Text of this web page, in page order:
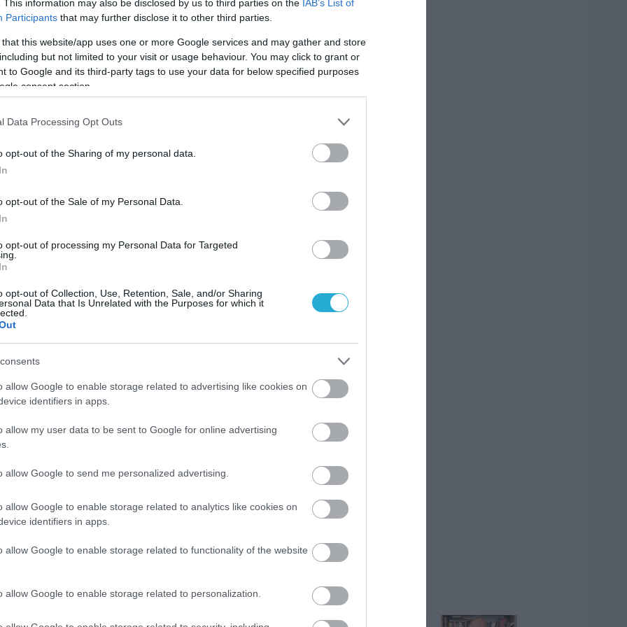
This information may also be disclosed by us to third parties on the IAB’s List of
Participants that may further disclose it to other third parties.
that this website/app uses one or more Google services and may gather and store
but not limited to your visit or usage behaviour. You may click to grant or
to Google and its third-party tags to use your data for below specified purposes
consent section.
Data Processing Opt Outs
opt-out of the Sharing of my personal data.
opt-out of the Sale of my Personal Data.
opt-out of processing my Personal Data for Targeted
opt-out of Collection, Use, Retention, Sale, and/or Sharing
Data that Is Unrelated with the Purposes for which it
allow Google to enable storage related to advertising like cookies on
identifiers in apps.
allow my user data to be sent to Google for online advertising
allow Google to send me personalized advertising.
allow Google to enable storage related to analytics like cookies on
identifiers in apps.
allow Google to enable storage related to functionality of the website
allow Google to enable storage related to personalization.
Τσίπραεξαπέλυσε ο κυβερνητικός
με αφορμή ανάρτηση του πρώην
Αλέξη Τσίπρα για «θράσος»,
που ως πρωθυπουργός συνδέθηκε με το
capital controls και την παράδοση των
επιχειρεί σήμερα να εμφανιστεί ως
και επέβαλε capital controls»
εκπρόσωπος ανέφερε ότι ο Αλέξης
πως «δεν είναι ο ίδιος Τσίπρας», με τη νέα
«ξεφεύγει από τα όρια του θράσους».
ότι ο πρώην πρωθυπουργός ήταν
τράπεζες», «διέλυσε το πιστωτικό
ΡΟΗ ΕΙΔΗΣΕΩΝ
Ανάρτηση Αυγερινού: Η